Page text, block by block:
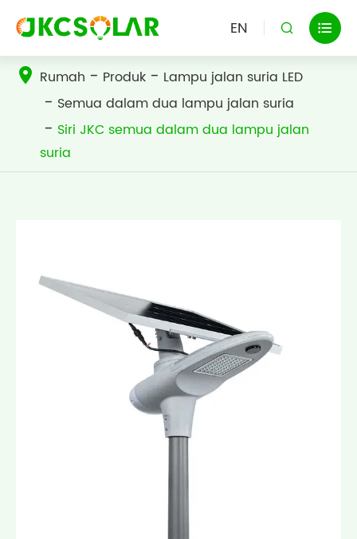
EN  
Rumah Produk
Lampu jalan suria LED
Semua dalam dua lampu jalan suria
Siri JKC semua dalam dua lampu jalan
suria